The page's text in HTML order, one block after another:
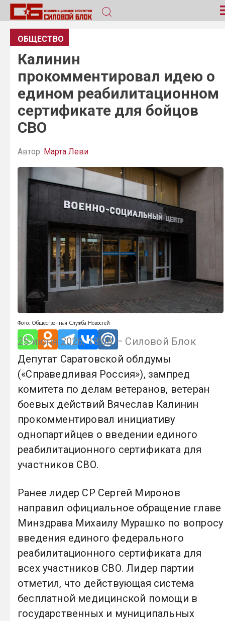
ОБЩЕСТВО
Калинин
прокомментировал идею о
едином реабилитационном
сертификате для бойцов
СВО
Автор: Марта Леви
Фото: Общественная Служба Новостей
25 июня 2026, 18:08 — Силовой Блок
Депутат Саратовской облдумы
(«Справедливая Россия»), зампред
комитета по делам ветеранов, ветеран
боевых действий Вячеслав Калинин
прокомментировал инициативу
однопартийцев о введении единого
реабилитационного сертификата для
участников СВО.
Ранее лидер СР Сергей Миронов
направил официальное обращение главе
Минздрава Михаилу Мурашко по вопросу
введения единого федерального
реабилитационного сертификата для
всех участников СВО. Лидер партии
отметил, что действующая система
бесплатной медицинской помощи в
государственных и муниципальных